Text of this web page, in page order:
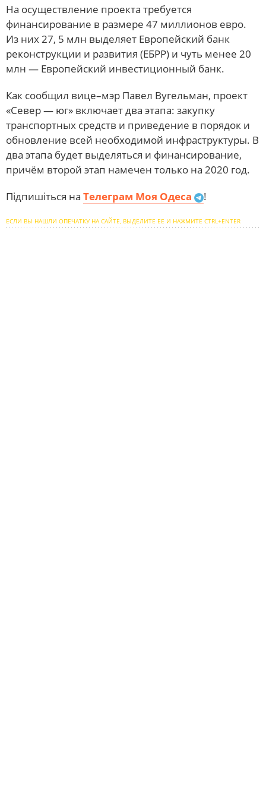
На осуществление проекта требуется
финансирование в размере 47 миллионов евро.
Из них 27, 5 млн выделяет Европейский банк
реконструкции и развития (ЕБРР) и чуть менее 20
млн — Европейский инвестиционный банк.
Как сообщил вице–мэр Павел Вугельман, проект
«Север — юг» включает два этапа: закупку
транспортных средств и приведение в порядок и
обновление всей необходимой инфраструктуры. В
два этапа будет выделяться и финансирование,
причём второй этап намечен только на 2020 год.
Підпишіться на Телеграм Моя Одеса !
ЕСЛИ ВЫ НАШЛИ ОПЕЧАТКУ НА САЙТЕ, ВЫДЕЛИТЕ ЕЕ И НАЖМИТЕ CTRL+ENTER